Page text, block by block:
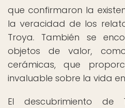
que confirmaron la
la veracidad de los
Troya. También se
objetos de valor,
cerámicas, que
invaluable sobre la vida
El descubrimiento de